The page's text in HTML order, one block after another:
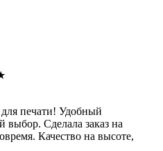
для печати! Удобный
Сделала заказ на
Качество на высоте,